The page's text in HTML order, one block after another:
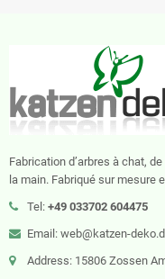
Fabrication d’arbres à chat,
la main. Fabriqué sur mesure
Tel: +49 033702 604475
Email: web@katzen-
Address: 15806 Zossen